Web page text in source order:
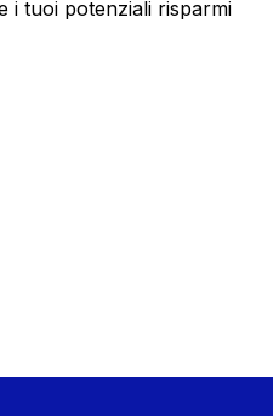
i tuoi potenziali risparmi